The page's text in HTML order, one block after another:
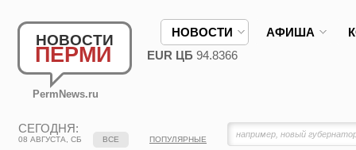
НОВОСТИ
ПЕРМИ
PermNews.ru
НОВОСТИ АФИША
EUR ЦБ 94.8366
СЕГОДНЯ:
08 АВГУСТА, СБ ВСЕ ПОПУЛЯРНЫЕ